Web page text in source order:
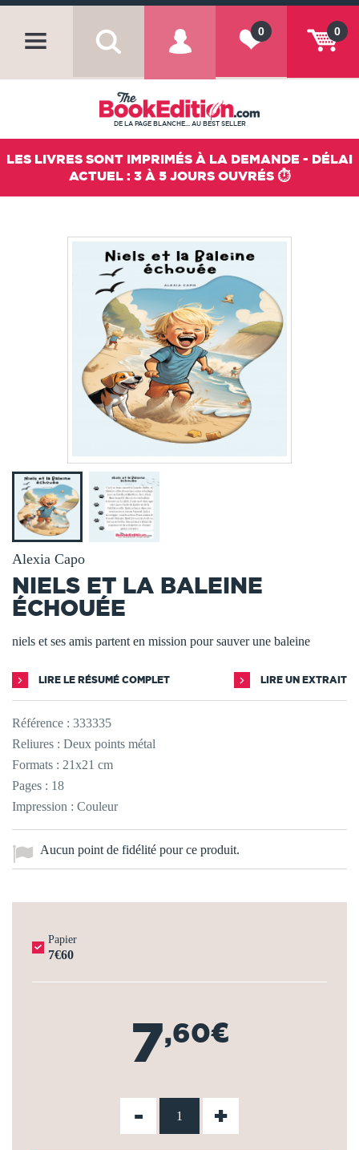
0
0
DE LA PAGE BLANCHE... AU BEST SELLER
LES LIVRES SONT IMPRIMÉS À LA DEMANDE - DÉLAI
ACTUEL : 3 À 5 JOURS OUVRÉS ⏱️
Alexia Capo
NIELS ET LA BALEINE
ÉCHOUÉE
niels et ses amis partent en mission pour sauver une baleine
LIRE LE RÉSUMÉ COMPLET LIRE UN EXTRAIT
Référence : 333335
Reliures : Deux points métal
Formats : 21x21 cm
Pages : 18
Impression : Couleur
Aucun point de fidélité pour ce produit.
Papier
7€60
7,60€
- +